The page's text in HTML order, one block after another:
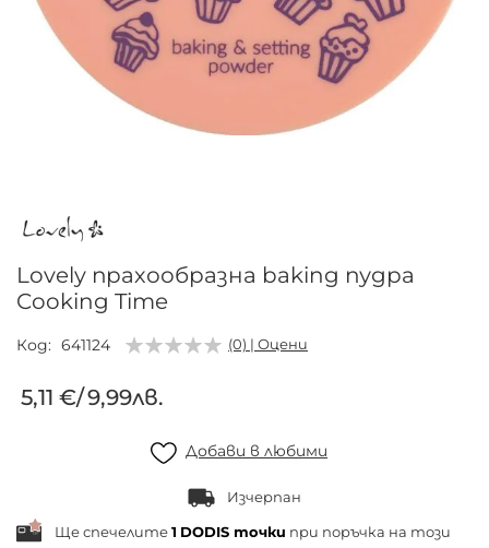
на
със
снимки
Lovely прахообразна baking пудра
Cooking Time
Код 641124 (0) | Оцени
5,11 €/9,99лв.
Добави в любими
Изчерпан
Ще спечелите1 DODIS точки при поръчка на този